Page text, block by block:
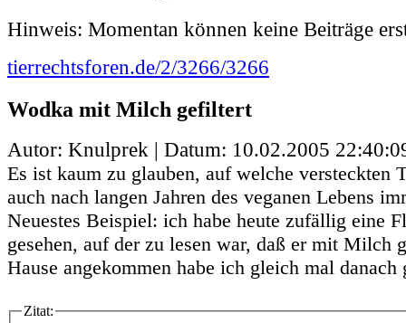
Hinweis: Momentan können keine Beiträge
tierrechtsforen.de/2/3266/3266
Wodka mit Milch gefiltert
Autor: Knulprek | Datum: 10.02.2005
Es ist kaum zu glauben, auf welche versteckten
auch nach langen Jahren des veganen Lebens
Neuestes Beispiel: ich habe heute zufällig eine
gesehen, auf der zu lesen war, daß er mit Milch
Hause angekommen habe ich gleich mal danach
Zitat: